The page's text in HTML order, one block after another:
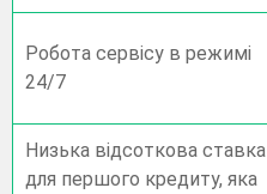
Робота сервісу в режимі
24/7
Низька відсоткова ставка
для першого кредиту, яка